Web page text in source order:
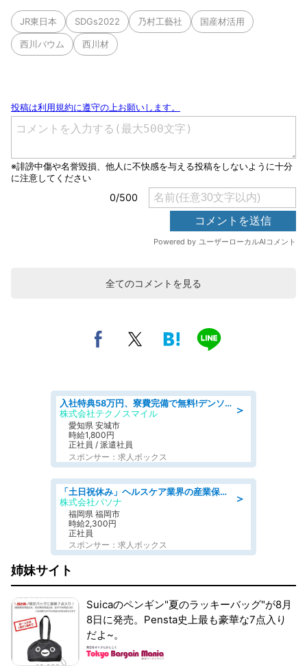
JR東日本 SDGs2022 乃村工藝社 国産材活用
西川バウム 西川材
全てのコメントを見る
＞
入社特典58万円、寮費完備で無料!デンソーで働こう!自動車工場で小型部品の検査業務 denso aichi
株式会社テクノスマイル
愛知県 安城市
時給1,800円
正社員 / 派遣社員
スポンサー：求人ボックス
＞
「土日祝休み」ヘルスケア業界の産業保健師/高時給/未経験OK/要資格:保健師、正看護師
株式会社パソナ
福岡県 福岡市
時給2,300円
正社員
スポンサー：求人ボックス
姉妹サイト
Suicaのペンギン"夏のラッキーバッグ"が8月
8日に発売。Pensta史上最も豪華な7点入り
だよ~。